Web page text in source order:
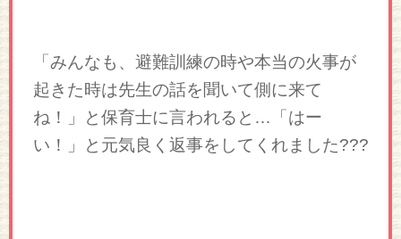
「みんなも、避難訓練の時や本当の火事が
起きた時は先生の話を聞いて側に来て
ね！」と保育士に言われると…「はー
い！」と元気良く返事をしてくれました???